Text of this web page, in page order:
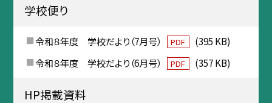
学校便り
令和８年度 学校だより（7月号） PDF
(395 KB)
令和８年度 学校だより（6月号）
PDF (357 KB)
HP掲載資料